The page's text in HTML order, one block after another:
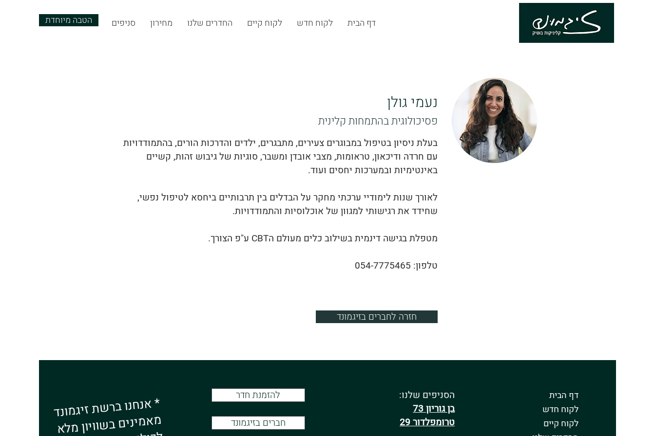
דף הבית לקוח חדש לקוח קיים החדרים שלנו מחירון סניפים הטבה מיוחדת
נעמי גולן
פסיכולוגית בהתמחות קלינית
בעלת ניסיון בטיפול במבוגרים צעירים, מתבגרים, ילדים והדרכות הורים, בהתמודדויות
עם חרדה ודיכאון, טראומות, מצבי אובדן ומשבר, סוגיות של גיבוש זהות, קשיים
באינטימיות ובמערכות יחסים ועוד.
לאורך שנות לימודיי ערכתי מחקר על הבדלים בין תרבותיים ביחסא לטיפול נפשי,
שחידד את רגישותי למגוון של אוכלוסיות והתמודדויות.
מטפלת בגישה דינמית בשילוב כלים מעולם הCBT ע"פ הצורך.
טלפון: 054-7775465
חזרה לחברים בזיגמונד
* אנחנו ברשת זיגמונד
מאמינים בשוויון מלא
לכולם ומתנגדים לכל להזמנת חדר
חברים בזיגמונד
הסניפים שלנו:
בן גוריון 73
טרומפלדור 29
דף הבית
לקוח חדש
לקוח קיים